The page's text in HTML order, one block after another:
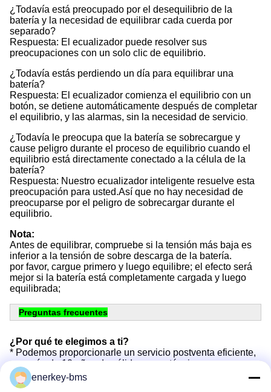
¿Todavía está preocupado por el desequilibrio de la
batería y la necesidad de equilibrar cada cuerda por
separado?
Respuesta: El ecualizador puede resolver sus
preocupaciones con un solo clic de equilibrio.
¿Todavía estás perdiendo un día para equilibrar una
batería?
Respuesta: El ecualizador comienza el equilibrio con un
botón, se detiene automáticamente después de completar
el equilibrio, y las alarmas, sin la necesidad de servicio.
¿Todavía le preocupa que la batería se sobrecargue y
cause peligro durante el proceso de equilibrio cuando el
equilibrio está directamente conectado a la célula de la
batería?
Respuesta: Nuestro ecualizador inteligente resuelve esta
preocupación para usted.Así que no hay necesidad de
preocuparse por el peligro de sobrecargar durante el
equilibrio.
Nota:
Antes de equilibrar, compruebe si la tensión más baja es
inferior a la tensión de sobre descarga de la batería.
por favor, cargue primero y luego equilibre; el efecto será
mejor si la batería está completamente cargada y luego
equilibrada;
Preguntas frecuentes
¿Por qué te elegimos a ti?
* Podemos proporcionarle un servicio postventa eficiente,
con más de 10 años de sólido apoyo técnico.
* Los productos han aprobado la certificación FCC, CE,
ROHS y otras normas internacionales.
enerkey-bms